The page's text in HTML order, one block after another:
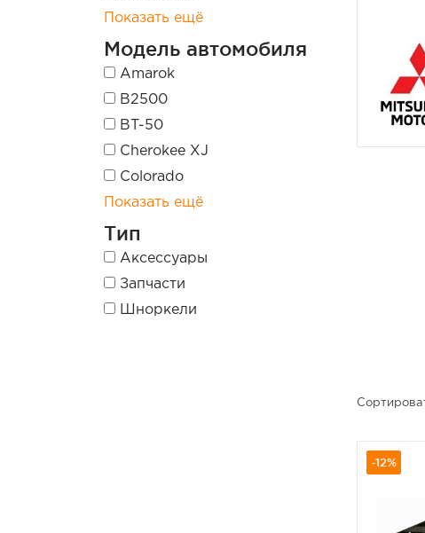
Показать ещё
Модель автомобиля
Amarok
B2500
BT-50
Cherokee XJ
Colorado
Показать ещё
Тип
Аксессуары
Запчасти
Шноркели
-12%